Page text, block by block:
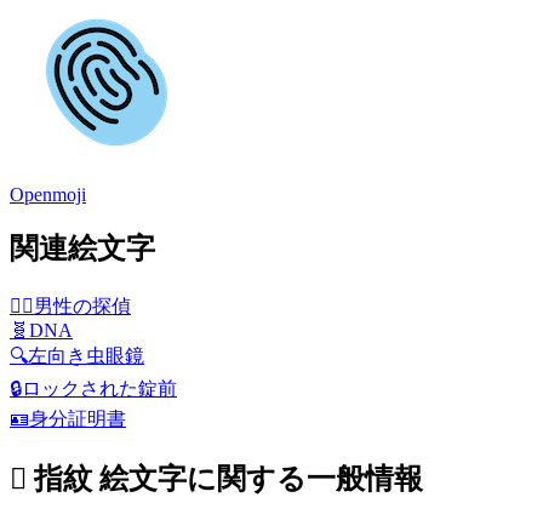
Openmoji
関連絵文字
🕵️‍♂️男性の探偵
🧬 DNA
🔍左向き虫眼鏡
🔒ロックされた錠前
🪪身分証明書
🫆 指紋 絵文字に関する一般情報